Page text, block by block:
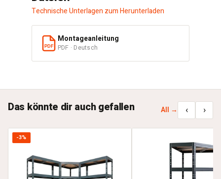
Technische Unterlagen zum Herunterladen
PDF
Montageanleitung
PDF · Deutsch
Das könnte dir auch gefallen All → ‹ ›
-3%